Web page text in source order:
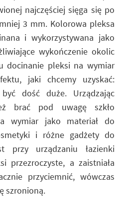
najczęściej sięga się po
3 mm. Kolorowa pleksa
i wykorzystywana jako
wykończenie okolic
docinanie pleksi na wymiar
jaki chcemy uzyskać:
dość duże. Urządzając
brać pod uwagę szkło
wymiar jako materiał do
i różne gadżety do
przy urządzaniu łazienki
przezroczyste, a zaistniała
przyciemnić, wówczas
szronioną.